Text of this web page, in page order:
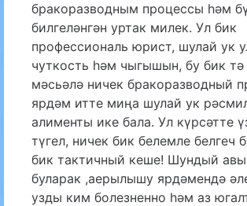
бракоразводным процессы һәм
билгеләнгән уртак милек. Ул бик
профессиональ юрист, шулай ук
чуткость һәм чыгышын, бу бик
мәсьәлә ничек бракоразводный
ярдәм итте миңа шулай ук
алименты ике бала. Ул күрсәтте
түгел, ничек бик белемле белгеч
бик тактичный кеше! Шундый
буларак ,аерылышу ярдәмендә
узды ким болезненно һәм аз